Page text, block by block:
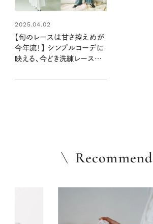
2025.04.02
【旬のレースは甘さ控えめが
今年流！】 シンプルコーデに
映える、今どき洗練レースア
Recommend